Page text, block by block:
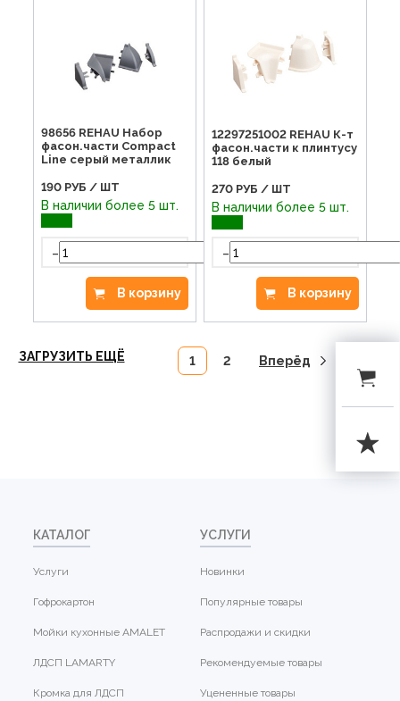
98656 REHAU Набор
фасон.части Compact
Line серый металлик
190 РУБ / ШТ
В наличии более 5 шт.
-
В корзину
12297251002 REHAU К-т
фасон.части к плинтусу
118 белый
270 РУБ / ШТ
В наличии более 5 шт.
-
В корзину
ЗАГРУЗИТЬ ЕЩЁ 1 2 Вперёд
КАТАЛОГ
Услуги
Гофрокартон
Мойки кухонные AMALET
ЛДСП LAMARTY
Кромка для ЛДСП
УСЛУГИ
Новинки
Популярные товары
Распродажи и скидки
Рекомендуемые товары
Уцененные товары